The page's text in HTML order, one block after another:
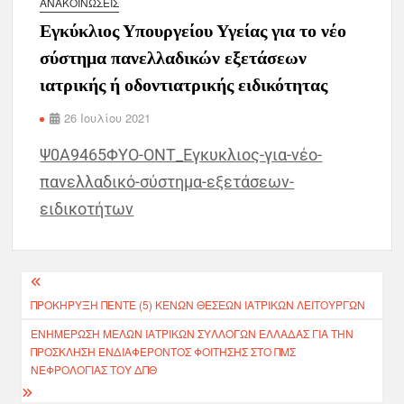
Εγκύκλιος Υπουργείου Υγείας για το νέο
σύστημα πανελλαδικών εξετάσεων
ιατρικής ή οδοντιατρικής ειδικότητας
26 Ιουλίου 2021
Ψ0Α9465ΦΥΟ-ΟΝΤ_Εγκυκλιος-για-νέο-
πανελλαδικό-σύστημα-εξετάσεων-
ειδικοτήτων
ΠΡΟΚΗΡΥΞΗ ΠΕΝΤΕ (5) ΚΕΝΩΝ ΘΕΣΕΩΝ ΙΑΤΡΙΚΩΝ ΛΕΙΤΟΥΡΓΩΝ
ΕΝΗΜΈΡΩΣΗ ΜΕΛΏΝ ΙΑΤΡΙΚΏΝ ΣΥΛΛΌΓΩΝ ΕΛΛΆΔΑΣ ΓΙΑ ΤΗΝ
ΠΡΌΣΚΛΗΣΗ ΕΝΔΙΑΦΈΡΟΝΤΟΣ ΦΟΊΤΗΣΗΣ ΣΤΟ ΠΜΣ
ΝΕΦΡΟΛΟΓΊΑΣ ΤΟΥ ΔΠΘ